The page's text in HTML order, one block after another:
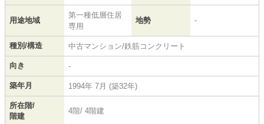
用途地域
第一種低層住居
専用
地勢 -
種別/構造 中古マンション/鉄筋コンクリート
向き -
築年月 1994年 7月 (築32年)
所在階/
階建
4階/ 4階建